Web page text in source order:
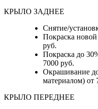
КРЫЛО ЗАДНЕЕ
Снятие/
Покраска
руб.
Покраска до
7000 руб.
Окрашивание
материалом) от
КРЫЛО ПЕРЕДНЕЕ